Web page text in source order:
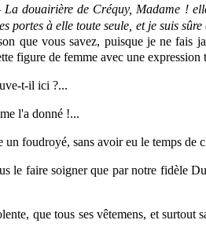
La douairière de Créquy, Madame !
portes à elle toute seule, et je suis
que vous savez, puisque je ne fais
figure de femme avec une expression
t-il ici ?...
l'a donné !...
foudroyé, sans avoir eu le temps de
faire soigner que par notre fidèle
que tous ses vêtemens, et